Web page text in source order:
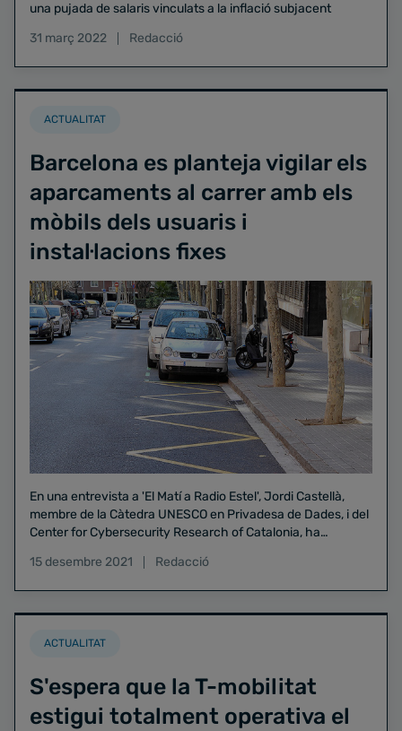
una pujada de salaris vinculats a la inflació subjacent
31 març 2022
Redacció
ACTUALITAT
Barcelona es planteja vigilar els
aparcaments al carrer amb els
mòbils dels usuaris i
instal·lacions fixes
En una entrevista a 'El Matí a Radio Estel', Jordi Castellà,
membre de la Càtedra UNESCO en Privadesa de Dades, i del
Center for Cybersecurity Research of Catalonia, ha
personals que s'haurien de facilitar per tirar endavant la
15 desembre 2021 Redacció
ACTUALITAT
S'espera que la T-mobilitat
estigui totalment operativa el